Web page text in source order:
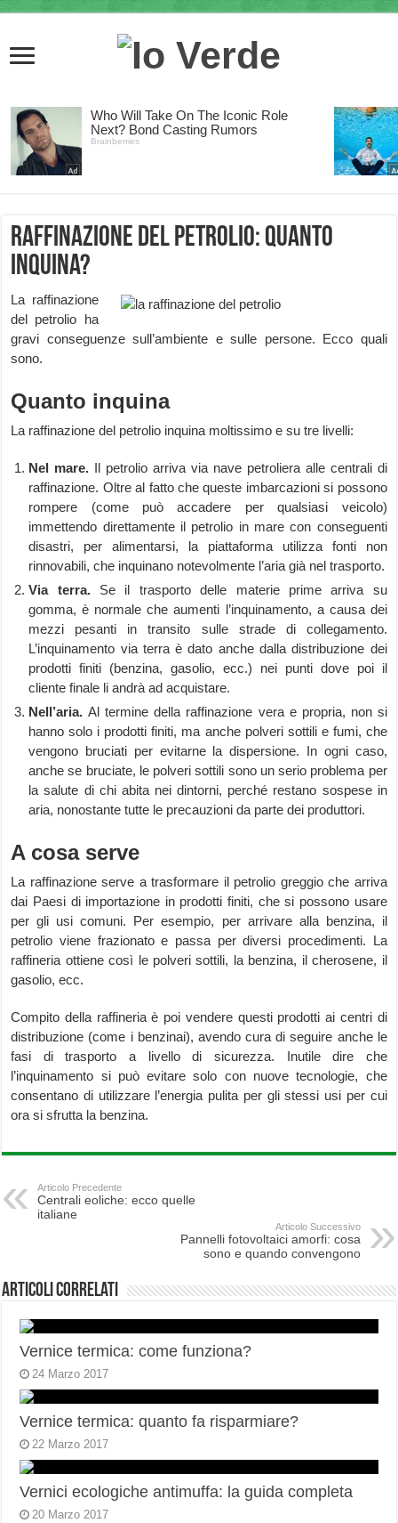
Raffinazione del petrolio: quanto
inquina?
La raffinazione
del petrolio ha
gravi conseguenze sull’ambiente e sulle persone. Ecco quali
sono.
Quanto inquina
La raffinazione del petrolio inquina moltissimo e su tre livelli:
Nel mare. Il petrolio arriva via nave petroliera alle centrali di
raffinazione. Oltre al fatto che queste imbarcazioni si possono
rompere (come può accadere per qualsiasi veicolo)
immettendo direttamente il petrolio in mare con conseguenti
disastri, per alimentarsi, la piattaforma utilizza fonti non
rinnovabili, che inquinano notevolmente l’aria già nel trasporto.
Via terra. Se il trasporto delle materie prime arriva su
gomma, è normale che aumenti l’inquinamento, a causa dei
mezzi pesanti in transito sulle strade di collegamento.
L’inquinamento via terra è dato anche dalla distribuzione dei
prodotti finiti (benzina, gasolio, ecc.) nei punti dove poi il
cliente finale li andrà ad acquistare.
Nell’aria.Al termine della raffinazione vera e propria, non si
hanno solo i prodotti finiti, ma anche polveri sottili e fumi, che
vengono bruciati per evitarne la dispersione. In ogni caso,
anche se bruciate, le polveri sottili sono un serio problema per
la salute di chi abita nei dintorni, perché restano sospese in
aria, nonostante tutte le precauzioni da parte dei produttori.
A cosa serve
La raffinazione serve a trasformare il petrolio greggio che arriva
dai Paesi di importazione in prodotti finiti, che si possono usare
per gli usi comuni. Per esempio, per arrivare alla benzina, il
petrolio viene frazionato e passa per diversi procedimenti. La
raffineria ottiene così le polveri sottili, la benzina, il cherosene, il
gasolio, ecc.
Compito della raffineria è poi vendere questi prodotti ai centri di
distribuzione (come i benzinai), avendo cura di seguire anche le
fasi di trasporto a livello di sicurezza. Inutile dire che
l’inquinamento si può evitare solo con nuove tecnologie, che
consentano di utilizzare l’energia pulita per gli stessi usi per cui
ora si sfrutta la benzina.
Articolo Precedente
Centrali eoliche: ecco quelle
italiane
Articolo Successivo
Pannelli fotovoltaici amorfi: cosa
sono e quando convengono
Articoli correlati
Vernice termica: come funziona?
24 Marzo 2017
Vernice termica: quanto fa risparmiare?
22 Marzo 2017
Vernici ecologiche antimuffa: la guida completa
20 Marzo 2017